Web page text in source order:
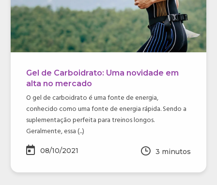
Gel de Carboidrato: Uma novidade em
alta no mercado
O gel de carboidrato é uma fonte de energia,
conhecido como uma fonte de energia rápida. Sendo a
suplementação perfeita para treinos longos.
Geralmente, essa (...)
08/10/2021 3 minutos